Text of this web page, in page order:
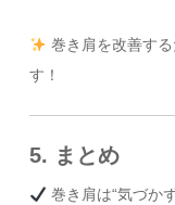
巻き肩を改善す
す！
5. まとめ
巻き肩は“気づか